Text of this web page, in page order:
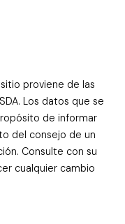
proviene de las
Los datos que se
de informar
del consejo de un
Consulte con su
cualquier cambio